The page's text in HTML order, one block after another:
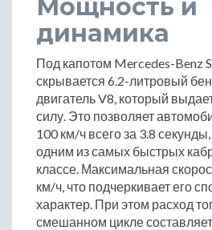
Мощность и
динамика
Под капотом Mercedes-Benz
скрывается 6.2-литровый
двигатель V8, который
силу. Это позволяет
100 км/ч всего за 3.8
одним из самых быстрых
классе. Максимальная
км/ч, что подчеркивает его
характер. При этом расход
смешанном цикле